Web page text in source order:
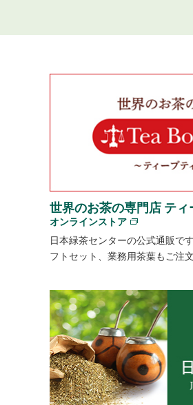
世界のお茶の専門店 ティ
オンラインストア
日本緑茶センターの公式通販で
フトセット、業務用茶葉もご注